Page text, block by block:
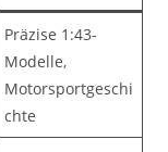
Präzise 1:43-
Modelle,
Motorsportgeschi
chte